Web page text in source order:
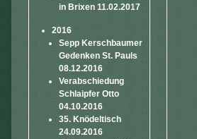
in Brixen 11.02.2017
2016
Sepp Kerschbaumer
Gedenken St. Pauls
08.12.2016
Verabschiedung
Schlaipfer Otto
04.10.2016
35. Knödeltisch
24.09.2016